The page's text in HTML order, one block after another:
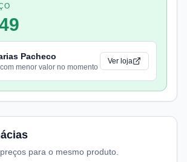
Pacheco
menor valor no momento
Ver loja
para o mesmo produto.